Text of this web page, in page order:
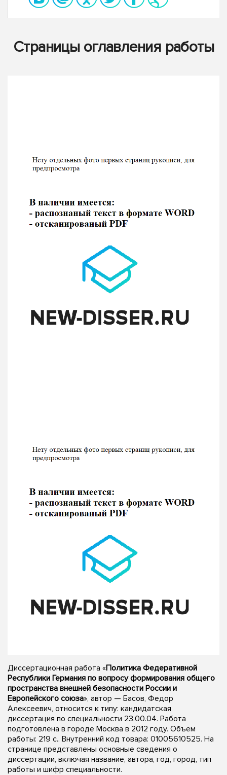
Страницы оглавления работы
Диссертационная работа «Политика Федеративной
Республики Германия по вопросу формирования общего
пространства внешней безопасности России и
Европейского союза», автор — Басов, Федор
Алексеевич, относится к типу: кандидатская
диссертация по специальности 23.00.04. Работа
подготовлена в городе Москва в 2012 году. Объем
работы: 219 с.. Внутренний код товара: 01005610525. На
странице представлены основные сведения о
диссертации, включая название, автора, год, город, тип
работы и шифр специальности.